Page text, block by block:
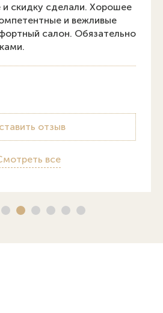
и скидку сделали. Хорошее
и вежливые
салон. Обязательно
отзыв
все